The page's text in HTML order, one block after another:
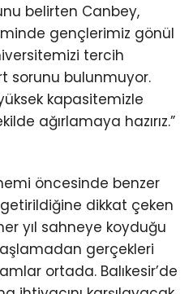
belirten Canbey,
gençlerimiz gönül
tercih
sorunu bulunmuyor.
kapasitemizle
ağırlamaya hazırız.”
öncesinde benzer
dikkat çeken
yıl sahneye koyduğu
gerçekleri
ortada. Balıkesir’de